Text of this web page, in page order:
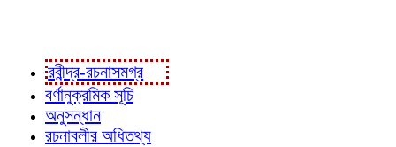
রবীন্দ্র-রচনাসমগ্র
বর্ণানুক্রমিক সূচি
অনুসন্ধান
রচনাবলীর অধিতথ্য